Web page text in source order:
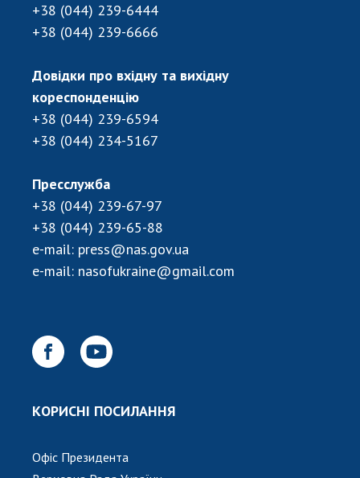
Нормативні акти НАН України
Державний бюджет НАН України
Бланки документів
НОВИНИ
ЗАСІДАННЯ ПРЕЗИДІЇ НАН УКРАЇНИ
НАУКОВІ ВИДАННЯ
МЕДІА ПРО НАС
АКАДЕМІЯ КОМЕНТУЄ
КАБІНЕТ
+38 (044) 239-6444
+38 (044) 239-6666
Довідки про вхідну та вихідну
кореспонденцію
+38 (044) 239-6594
+38 (044) 234-5167
Пресслужба
+38 (044) 239-67-97
+38 (044) 239-65-88
e-mail: press@nas.gov.ua
e-mail: nasofukraine@gmail.com
КОРИСНІ ПОСИЛАННЯ
Офіс Президента